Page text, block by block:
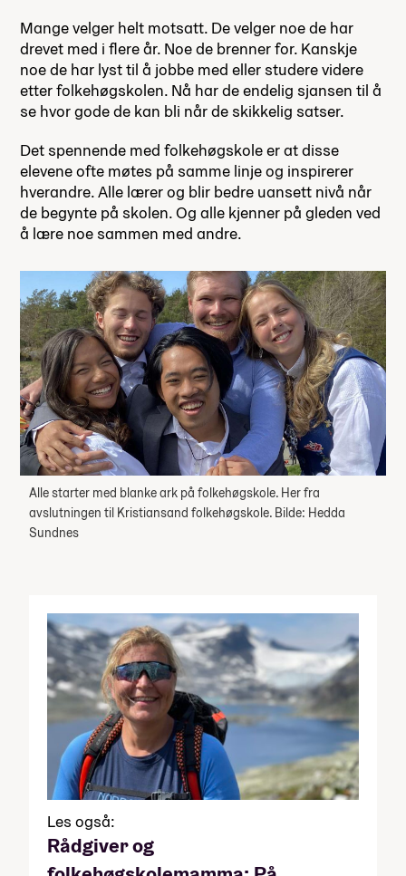
Mange velger helt motsatt. De velger noe de har
drevet med i flere år. Noe de brenner for. Kanskje
noe de har lyst til å jobbe med eller studere videre
etter folkehøgskolen. Nå har de endelig sjansen til å
se hvor gode de kan bli når de skikkelig satser.
Det spennende med folkehøgskole er at disse
elevene ofte møtes på samme linje og inspirerer
hverandre. Alle lærer og blir bedre uansett nivå når
de begynte på skolen. Og alle kjenner på gleden ved
å lære noe sammen med andre.
Alle starter med blanke ark på folkehøgskole. Her fra
avslutningen til Kristiansand folkehøgskole. Bilde: Hedda
Sundnes
Les også:
Rådgiver og